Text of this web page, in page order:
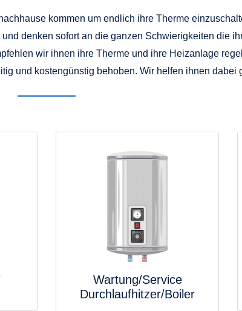
kommen um endlich ihre Therme
denken sofort an die ganzen Schwierigkeiten die
wir ihnen ihre Therme und ihre Heizanlage
und kostengünstig behoben. Wir helfen ihnen dabei
Wartung/Service
Durchlaufhitzer/Boiler